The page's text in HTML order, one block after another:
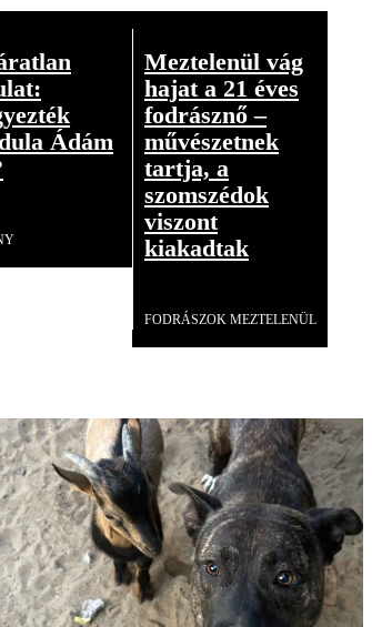
Ádám
Meztelenül vág
hajat a 21 éves
fodrásznő –
művészetnek
tartja, a
szomszédok
viszont
kiakadtak
FODRÁSZOK MEZTELENÜL